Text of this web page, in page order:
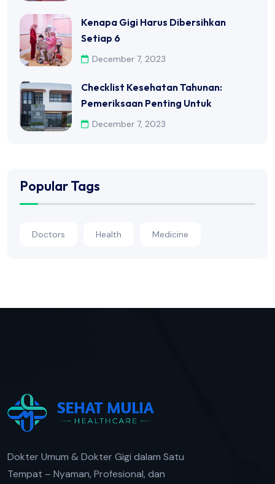
Kenapa Gigi Harus Dibersihkan
Setiap 6
December 7, 2023
Checklist Kesehatan Tahunan:
Pemeriksaan Penting Untuk
December 7, 2023
Popular Tags
Doctors Health Medicine
Dokter Umum & Dokter Gigi dalam Satu
Tempat – Nyaman, Profesional, dan